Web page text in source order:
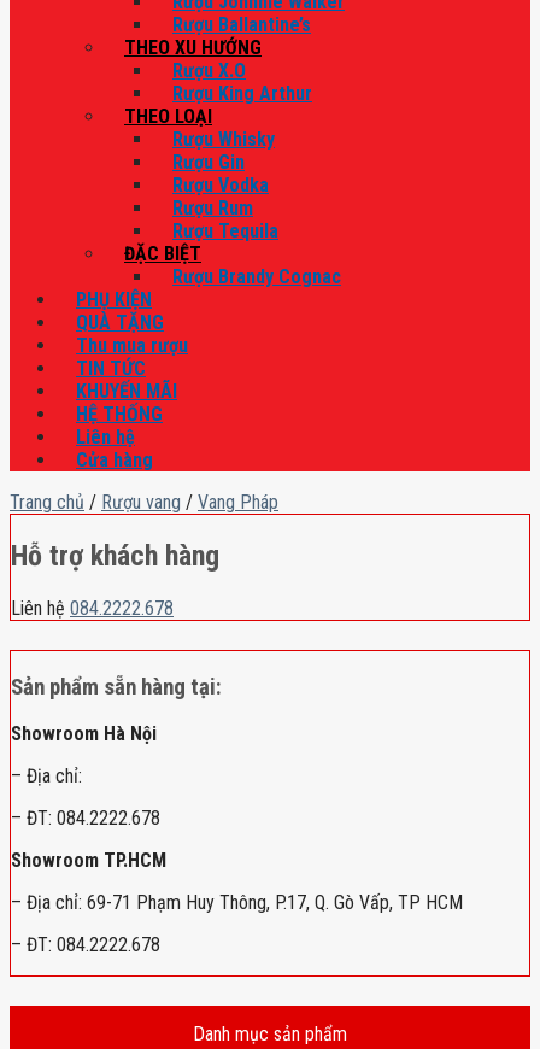
Rượu Ballantine’s
THEO XU HƯỚNG
Rượu X.O
Rượu King Arthur
THEO LOẠI
Rượu Whisky
Rượu Gin
Rượu Vodka
Rượu Rum
Rượu Tequila
ĐẶC BIỆT
Rượu Brandy Cognac
PHỤ KIỆN
QUÀ TẶNG
Thu mua rượu
TIN TỨC
KHUYẾN MÃI
HỆ THỐNG
Liên hệ
Cửa hàng
Trang chủ / Rượu vang / Vang Pháp
Hỗ trợ khách hàng
Liên hệ 084.2222.678
Sản phẩm sẵn hàng tại:
Showroom Hà Nội
– Địa chỉ:
– ĐT: 084.2222.678
Showroom TP.HCM
– Địa chỉ: 69-71 Phạm Huy Thông, P.17, Q. Gò Vấp, TP HCM
– ĐT: 084.2222.678
Danh mục sản phẩm